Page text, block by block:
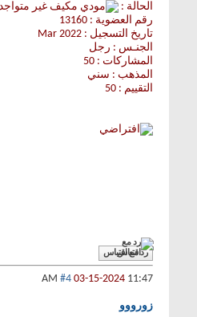
الحالة :
رقم العضوية : 13160
تاريخ التسجيل : Mar 2022
الجنـس : رجل
المشاركات : 50
المذهب : سني
التقييم : 50
رد مع اقتباس
03-15-2024 11:47 AM
#4
زورووو